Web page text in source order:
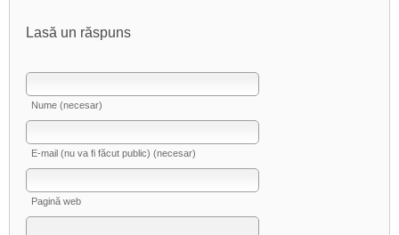
Lasă un răspuns
Nume (necesar)
E-mail (nu va fi făcut public) (necesar)
Pagină web